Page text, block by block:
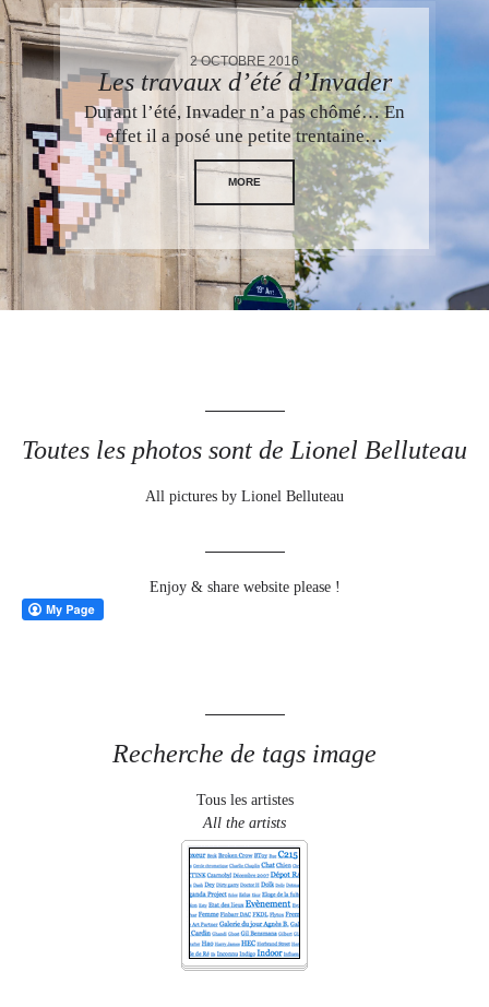
2 OCTOBRE 2016
Les travaux d’été d’Invader
Durant l’été, Invader n’a pas chômé… En
effet il a posé une petite trentaine…
MORE
Toutes les photos sont de Lionel Belluteau
All pictures by Lionel Belluteau
Enjoy & share website please !
Recherche de tags image
Tous les artistes
All the artists